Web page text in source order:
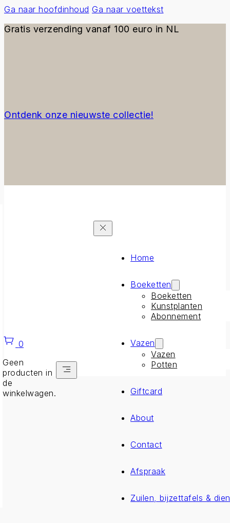
Ga naar hoofdinhoud Ga naar voettekst
Gratis verzending vanaf 100 euro in NL
Ontdenk onze nieuwste collectie!
0
Geen
producten in
de
winkelwagen.
Home
Boeketten
Boeketten
Kunstplanten
Abonnement
Vazen
Vazen
Potten
Giftcard
About
Contact
Afspraak
Zuilen, bijzettafels &